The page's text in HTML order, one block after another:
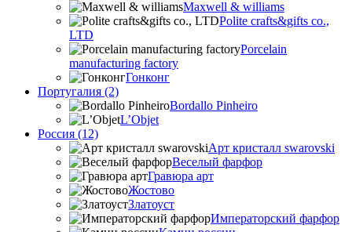
Maxwell & williams
Polite crafts&gifts co.,
LTD
Porcelain
manufacturing factory
Гонконг
Португалия (2)
Bordallo Pinheiro
L’Objet
Россия (12)
Арт кристалл swarovski
Веселый фарфор
Гравюра арт
Жостово
Златоуст
Императорский фарфор